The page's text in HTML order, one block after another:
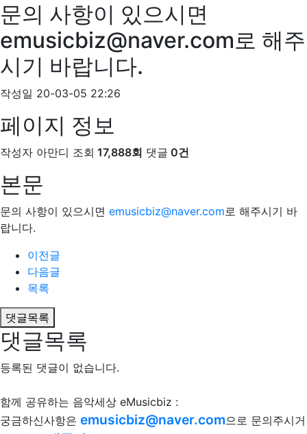
문의 사항이 있으시면
emusicbiz@naver.com로 해주
시기 바랍니다.
작성일 20-03-05 22:26
페이지 정보
작성자 아만디 조회 17,888회 댓글 0건
본문
문의 사항이 있으시면 emusicbiz@naver.com로 해주시기 바
랍니다.
이전글
다음글
목록
댓글목록
댓글목록
등록된 댓글이 없습니다.
함께 공유하는 음악세상 eMusicbiz :
궁금하신사항은 emusicbiz@naver.com으로 문의주시거